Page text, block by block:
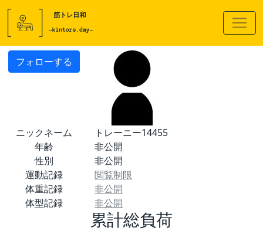
フォローする
ニックネーム
トレーニー14455
年齢
非公開
性別
非公開
運動記録
閲覧制限
体重記録
非公開
体型記録
非公開
累計総負荷